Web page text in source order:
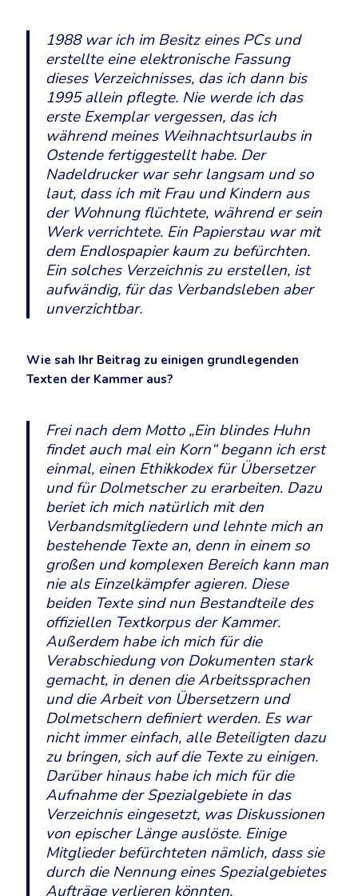
1988 war ich im Besitz eines PCs und
erstellte eine elektronische Fassung
dieses Verzeichnisses, das ich dann bis
1995 allein pflegte. Nie werde ich das
erste Exemplar vergessen, das ich
während meines Weihnachtsurlaubs in
Ostende fertiggestellt habe. Der
Nadeldrucker war sehr langsam und so
laut, dass ich mit Frau und Kindern aus
der Wohnung flüchtete, während er sein
Werk verrichtete. Ein Papierstau war mit
dem Endlospapier kaum zu befürchten.
Ein solches Verzeichnis zu erstellen, ist
aufwändig, für das Verbandsleben aber
unverzichtbar.
Wie sah Ihr Beitrag zu einigen grundlegenden
Texten der Kammer aus?
Frei nach dem Motto „Ein blindes Huhn
findet auch mal ein Korn“ begann ich erst
einmal, einen Ethikkodex für Übersetzer
und für Dolmetscher zu erarbeiten. Dazu
beriet ich mich natürlich mit den
Verbandsmitgliedern und lehnte mich an
bestehende Texte an, denn in einem so
großen und komplexen Bereich kann man
nie als Einzelkämpfer agieren. Diese
beiden Texte sind nun Bestandteile des
offiziellen Textkorpus der Kammer.
Außerdem habe ich mich für die
Verabschiedung von Dokumenten stark
gemacht, in denen die Arbeitssprachen
und die Arbeit von Übersetzern und
Dolmetschern definiert werden. Es war
nicht immer einfach, alle Beteiligten dazu
zu bringen, sich auf die Texte zu einigen.
Darüber hinaus habe ich mich für die
Aufnahme der Spezialgebiete in das
Verzeichnis eingesetzt, was Diskussionen
von epischer Länge auslöste. Einige
Mitglieder befürchteten nämlich, dass sie
durch die Nennung eines Spezialgebietes
Aufträge verlieren könnten.